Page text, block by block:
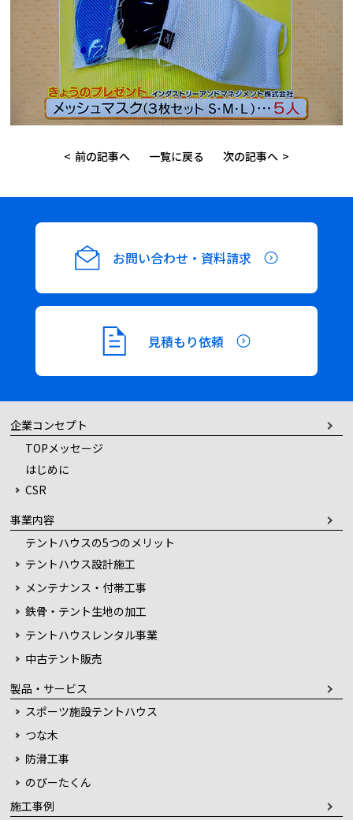
前の記事へ 一覧に戻る 次の記事へ
お問い合わせ・資料請求
見積もり依頼
企業コンセプト
TOPメッセージ
はじめに
CSR
事業内容
テントハウスの5つのメリット
テントハウス設計施工
メンテナンス・付帯工事
鉄骨・テント生地の加工
テントハウスレンタル事業
中古テント販売
製品・サービス
スポーツ施設テントハウス
つな木
防滑工事
のびーたくん
施工事例